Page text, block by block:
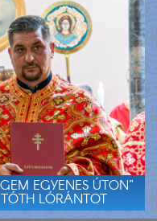
EGYENES ÚTON”
LÓRÁNTOT